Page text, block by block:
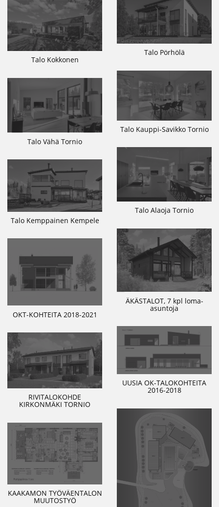
Talo Pörhölä
Talo Kokkonen
Talo Kauppi-Savikko Tornio
Talo Vähä Tornio
Talo Alaoja Tornio
Talo Kemppainen Kempele
ÄKÄSTALOT, 7 kpl loma-
asuntoja
OKT-KOHTEITA 2018-2021
UUSIA OK-TALOKOHTEITA
2016-2018
RIVITALOKOHDE
KIRKONMÄKI TORNIO
KAAKAMON TYÖVÄENTALON
MUUTOSTYÖ